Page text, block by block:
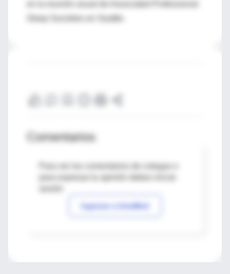
Comentarios
Para ver los comentarios de colegas o
Ingresar a IntraMed